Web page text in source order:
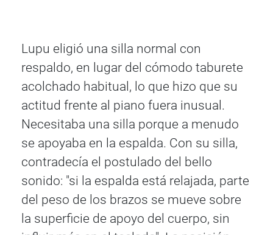
Lupu eligió una silla normal con
respaldo, en lugar del cómodo taburete
acolchado habitual, lo que hizo que su
actitud frente al piano fuera inusual.
Necesitaba una silla porque a menudo
se apoyaba en la espalda. Con su silla,
contradecía el postulado del bello
sonido: "si la espalda está relajada, parte
del peso de los brazos se mueve sobre
la superficie de apoyo del cuerpo, sin